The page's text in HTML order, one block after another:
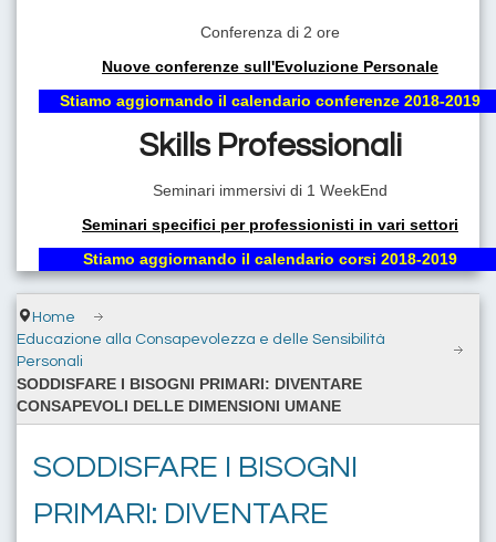
Il Coaching: la migliore metodologia di Evoluzione Personale
del nuovo millennio
Conferenza di 2 ore
Nuove conferenze sull'Evoluzione Personale
Stiamo aggiornando il calendario conferenze 2018-2019
Skills Professionali
Seminari immersivi di 1 WeekEnd
Seminari specifici per professionisti in vari settori
Stiamo aggiornando il calendario corsi 2018-2019
Home
Educazione alla Consapevolezza e delle Sensibilità
Personali
SODDISFARE I BISOGNI PRIMARI: DIVENTARE
CONSAPEVOLI DELLE DIMENSIONI UMANE
SODDISFARE I BISOGNI
PRIMARI: DIVENTARE